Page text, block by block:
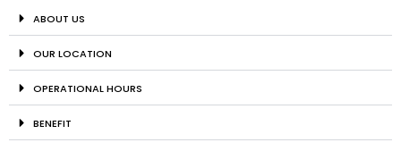
ABOUT US
OUR LOCATION
OPERATIONAL HOURS
BENEFIT